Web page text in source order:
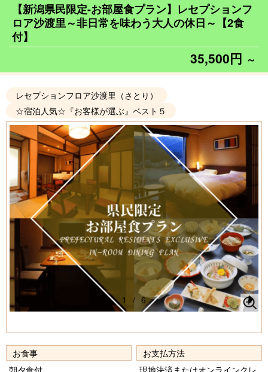
【新潟県民限定-お部屋食プラン】レセプションフ
ロア沙渡里～非日常を味わう大人の休日～【2食
付】
35,500円 ～
レセプションフロア沙渡里（さとり）
☆宿泊人気☆『お客様が選ぶ』ベスト５
Pr
e
vi
o
N
e
xt
1 / 6
お食事
お支払方法